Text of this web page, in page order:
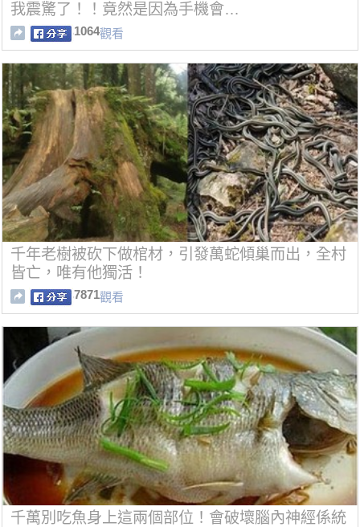
我震驚了！！竟然是因為手機會…
1064觀看
千年老樹被砍下做棺材，引發萬蛇傾巢而出，全村
皆亡，唯有他獨活！
7871觀看
千萬別吃魚身上這兩個部位！會破壞腦內神經係統